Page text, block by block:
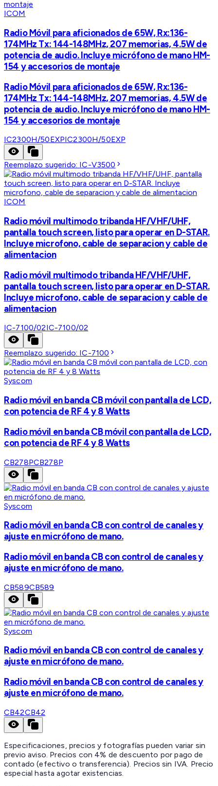
ICOM
Radio Móvil para aficionados de 65W, Rx:136-
174MHz Tx: 144-148MHz, 207 memorias, 4.5W de
potencia de audio. Incluye micrófono de mano HM-
154 y accesorios de montaje
Radio Móvil para aficionados de 65W, Rx:136-
174MHz Tx: 144-148MHz, 207 memorias, 4.5W de
potencia de audio. Incluye micrófono de mano HM-
154 y accesorios de montaje
IC2300H/50EXPIC2300H/50EXP
Reemplazo sugerido: IC-V3500
ICOM
Radio móvil multimodo tribanda HF/VHF/UHF,
pantalla touch screen, listo para operar en D-STAR.
Incluye microfono, cable de separacion y cable de
alimentacion
Radio móvil multimodo tribanda HF/VHF/UHF,
pantalla touch screen, listo para operar en D-STAR.
Incluye microfono, cable de separacion y cable de
alimentacion
IC-7100/02IC-7100/02
Reemplazo sugerido: IC-7100
Syscom
Radio móvil en banda CB móvil con pantalla de LCD,
con potencia de RF 4 y 8 Watts
Radio móvil en banda CB móvil con pantalla de LCD,
con potencia de RF 4 y 8 Watts
CB278PCB278P
Syscom
Radio móvil en banda CB con control de canales y
ajuste en micrófono de mano.
Radio móvil en banda CB con control de canales y
ajuste en micrófono de mano.
CB589CB589
Syscom
Radio móvil en banda CB con control de canales y
ajuste en micrófono de mano.
Radio móvil en banda CB con control de canales y
ajuste en micrófono de mano.
CB42CB42
Especificaciones, precios y fotografías pueden variar sin
previo aviso. Precios con 4% de descuento por pago de
contado (efectivo o transferencia). Precios sin IVA. Precio
especial hasta agotar existencias.